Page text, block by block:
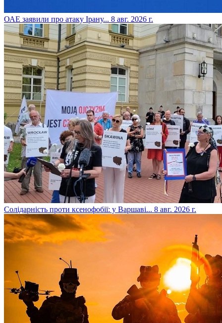
​ОАЕ заявили про атаку Ірану... 8 авг. 2026 г.
​Солідарність проти ксенофобії: у Варшаві... 8 авг. 2026 г.